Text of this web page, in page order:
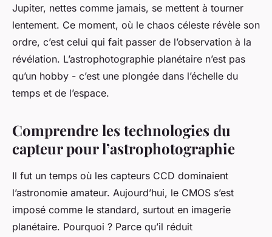
Jupiter, nettes comme jamais, se mettent à tourner
lentement. Ce moment, où le chaos céleste révèle son
ordre, c’est celui qui fait passer de l’observation à la
révélation. L’astrophotographie planétaire n’est pas
qu’un hobby - c’est une plongée dans l’échelle du
temps et de l’espace.
Comprendre les technologies du
capteur pour l’astrophotographie
Il fut un temps où les capteurs CCD dominaient
l’astronomie amateur. Aujourd’hui, le CMOS s’est
imposé comme le standard, surtout en imagerie
planétaire. Pourquoi ? Parce qu’il réduit